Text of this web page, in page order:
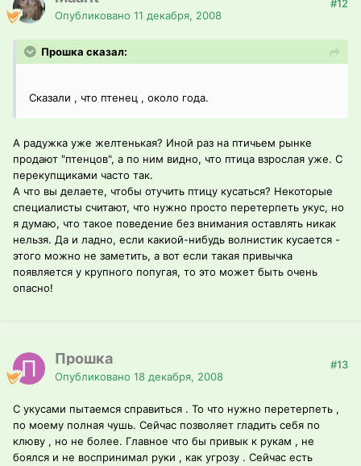
Опубликовано 11 декабря, 2008
#12
Прошка сказал:
Сказали , что птенец , около года.
А радужка уже желтенькая? Иной раз на птичьем рынке
продают "птенцов", а по ним видно, что птица взрослая уже. С
перекупщиками часто так.
А что вы делаете, чтобы отучить птицу кусаться? Некоторые
специалисты считают, что нужно просто перетерпеть укус, но
я думаю, что такое поведение без внимания оставлять никак
нельзя. Да и ладно, если какиой-нибудь волнистик кусается -
этого можно не заметить, а вот если такая привычка
появляется у крупного попугая, то это может быть очень
опасно!
Прошка
Опубликовано 18 декабря, 2008
#13
С укусами пытаемся справиться . То что нужно перетерпеть ,
по моему полная чушь. Сейчас позволяет гладить себя по
клюву , но не более. Главное что бы привык к рукам , не
боялся и не воспринимал руки , как угрозу . Сейчас есть